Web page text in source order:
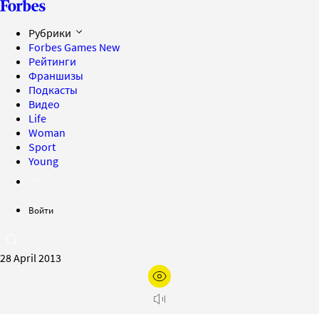
Рубрики
Forbes Games New
Рейтинги
Франшизы
Подкасты
Видео
Life
Woman
Sport
Young
Войти
28 April 2013